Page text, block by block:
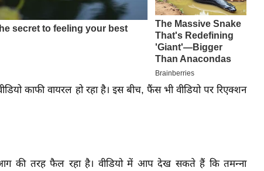
काफी वायरल हो रहा है। इस बीच, फैंस भी वीडियो पर रिएक्शन
आग की तरह फैल रहा है। वीडियो में आप देख सकते हैं कि तमन्ना